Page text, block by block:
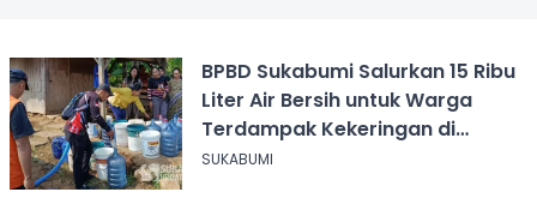
BPBD Sukabumi Salurkan 15 Ribu
Liter Air Bersih untuk Warga
Terdampak Kekeringan di
Cicurug
SUKABUMI